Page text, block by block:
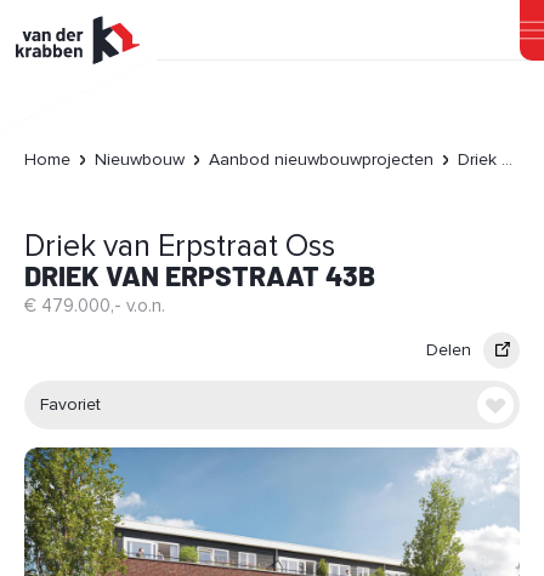
Home Nieuwbouw Aanbod nieuwbouwprojecten Driek van Erpstraat Oss
Driek van Erpstraat Oss
DRIEK VAN ERPSTRAAT 43B
€ 479.000,- v.o.n.
Delen
Favoriet